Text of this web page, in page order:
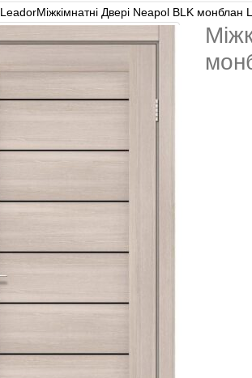
LeadorМіжкімнатні Двері Neapol BLK монблан